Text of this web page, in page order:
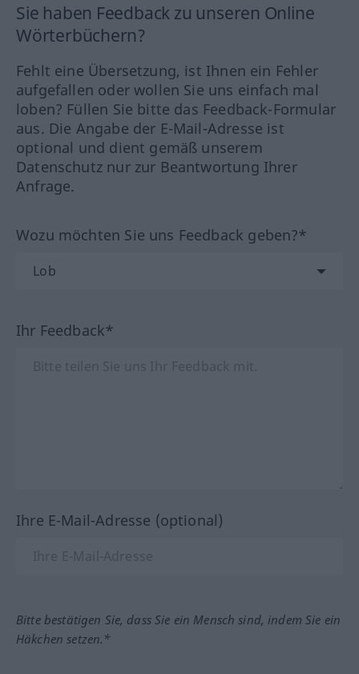
Sie haben Feedback zu unseren Online
Wörterbüchern?
Fehlt eine Übersetzung, ist Ihnen ein Fehler
aufgefallen oder wollen Sie uns einfach mal
loben? Füllen Sie bitte das Feedback-Formular
aus. Die Angabe der E-Mail-Adresse ist
optional und dient gemäß unserem
Datenschutz nur zur Beantwortung Ihrer
Anfrage.
Wozu möchten Sie uns Feedback geben?*
Ihr Feedback*
Ihre E-Mail-Adresse (optional)
Bitte bestätigen Sie, dass Sie ein Mensch sind, indem Sie ein
Häkchen setzen.*